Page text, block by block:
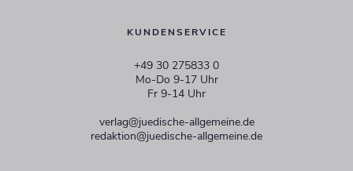
KUNDENSERVICE
+49 30 275833 0
Mo-Do 9-17 Uhr
Fr 9-14 Uhr
verlag@juedische-allgemeine.de
redaktion@juedische-allgemeine.de